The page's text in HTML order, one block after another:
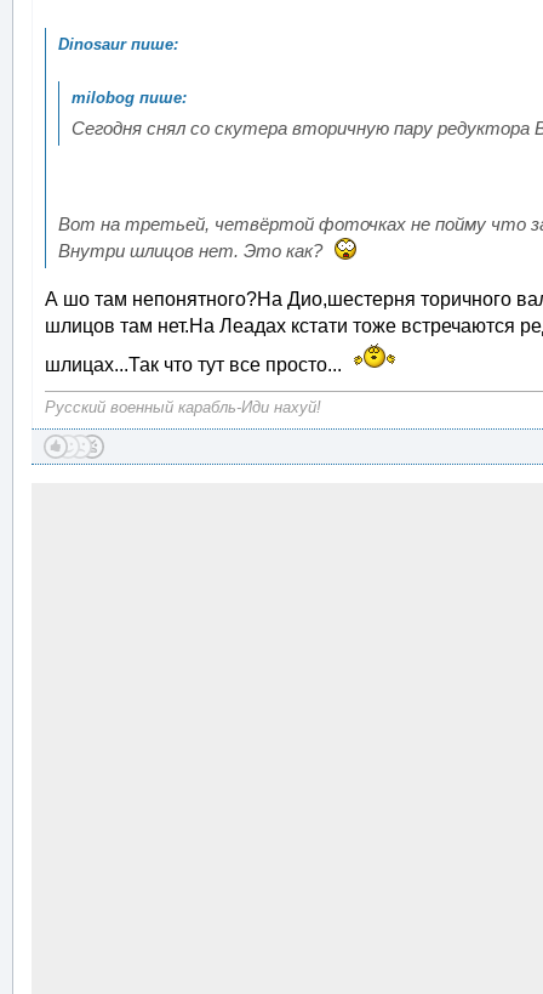
Сегодня снял со скутера вторичную пару редуктора
Вот на третьей, четвёртой фоточках не пойму что
Внутри шлицов нет. Это как?
А шо там непонятного?На Дио,шестерня торичного
шлицов там нет.На Леадах кстати тоже встречаются
шлицах...Так что тут все просто...
Русский военный карабль-Иди нахуй!